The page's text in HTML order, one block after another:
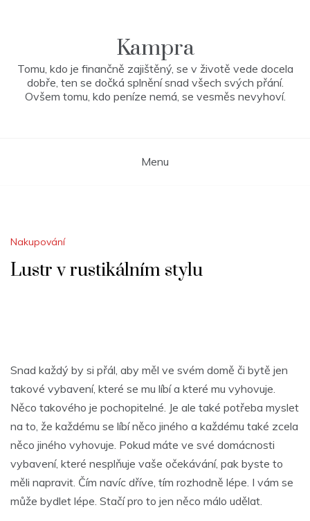
Kampra
Tomu, kdo je finančně zajištěný, se v životě vede docela
dobře, ten se dočká splnění snad všech svých přání.
Ovšem tomu, kdo peníze nemá, se vesměs nevyhoví.
Menu
Nakupování
Lustr v rustikálním stylu
Snad každý by si přál, aby měl ve svém domě či bytě jen
takové vybavení, které se mu líbí a které mu vyhovuje.
Něco takového je pochopitelné. Je ale také potřeba myslet
na to, že každému se líbí něco jiného a každému také zcela
něco jiného vyhovuje. Pokud máte ve své domácnosti
vybavení, které nesplňuje vaše očekávání, pak byste to
měli napravit. Čím navíc dříve, tím rozhodně lépe. I vám se
může bydlet lépe. Stačí pro to jen něco málo udělat.